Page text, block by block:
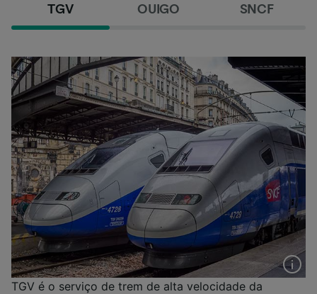
TGV OUIGO SNCF
TGV é o serviço de trem de alta velocidade da